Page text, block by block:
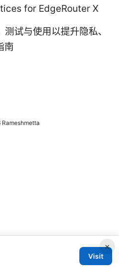
for EdgeRouter X
试与使用以提升隐私、
南
×
Visit